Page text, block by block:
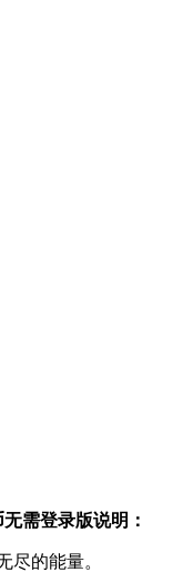
需登录版说明：
尽的能量。